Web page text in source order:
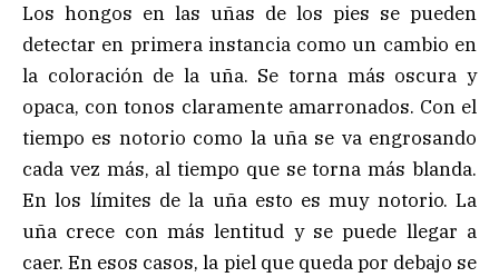
Los hongos en las uñas de los pies se pueden
detectar en primera instancia como un cambio en
la coloración de la uña. Se torna más oscura y
opaca, con tonos claramente amarronados. Con el
tiempo es notorio como la uña se va engrosando
cada vez más, al tiempo que se torna más blanda.
En los límites de la uña esto es muy notorio. La
uña crece con más lentitud y se puede llegar a
caer. En esos casos, la piel que queda por debajo se